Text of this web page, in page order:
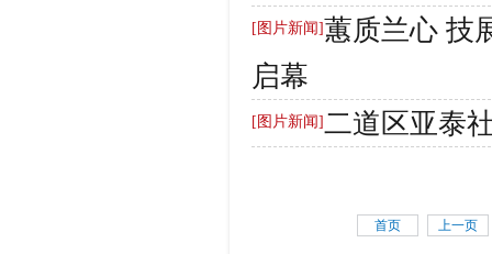
[图片新闻]蕙质兰心 技
启幕
[图片新闻]二道区亚泰
上一页
首页